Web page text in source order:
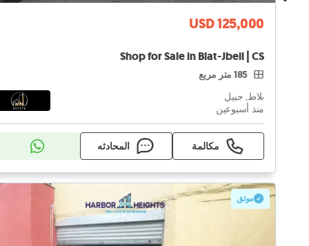
USD 125,000
Shop for Sale in Blat-Jbeil | CS
185 متر مربع
بلاط, جبيل
منذ أسبوعين
مكالمة المحادثه
موثق